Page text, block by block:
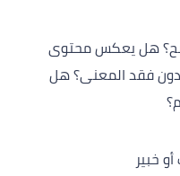
هل يعكس محتوى
دون فقد المعنى؟ هل
خبير